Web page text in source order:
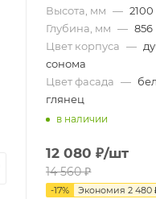
Высота, мм — 2100
Глубина, мм — 856
Цвет корпуса —
сонома
Цвет фасада —
глянец
в наличии
12 080 ₽/шт
14 560₽
-17% Экономия 2 480